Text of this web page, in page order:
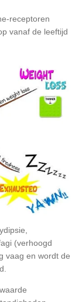
receptoren
vanaf de leeftijd
(verhoogd
vaag en wordt de